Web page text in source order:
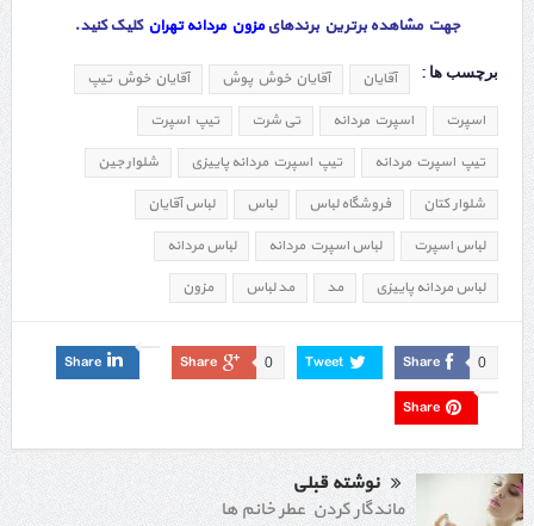
جهت مشاهده برترین برندهایمزون مردانه تهران کلیک کنید.
برچسب ها : آقایان آقایان خوش پوش
آقایان خوش تیپ
اسپرت
اسپرت مردانه تی شرت
تیپ اسپرت
تیپ اسپرت مردانه
تیپ اسپرت مردانه پاییزی
شلوار جین
شلوار کتان
فروشگاه لباس لباس
لباس آقایان
لباس اسپرت
لباس اسپرت مردانه
لباس مردانه
لباس مردانه پاییزی
مد مد لباس مزون
Share 0
Tweet
Share 0
Share
Share
نوشته قبلی
ماندگار کردن عطر خانم‌ ها